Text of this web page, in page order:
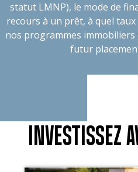
statut LMNP), le mode de
recours à un prêt, à quel
nos programmes
futur
INVESTISSEZ